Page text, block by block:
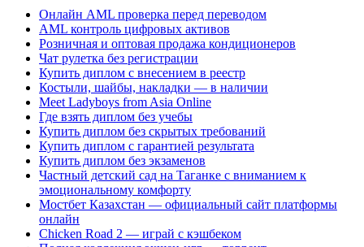
Онлайн AML проверка перед переводом
AML контроль цифровых активов
Розничная и оптовая продажа кондиционеров
Чат рулетка без регистрации
Купить диплом с внесением в реестр
Костыли, шайбы, накладки — в наличии
Meet Ladyboys from Asia Online
Где взять диплом без учебы
Купить диплом без скрытых требований
Купить диплом с гарантией результата
Купить диплом без экзаменов
Частный детский сад на Таганке с вниманием к
эмоциональному комфорту
Мостбет Казахстан — официальный сайт платформы
онлайн
Chicken Road 2 — играй с кэшбеком